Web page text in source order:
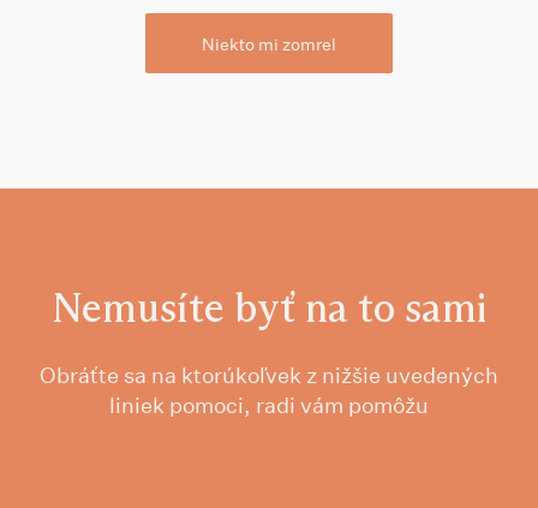
Niekto mi zomrel
Nemusíte byť na to sami
Obráťte sa na ktorúkoľvek z nižšie uvedených
liniek pomoci, radi vám pomôžu